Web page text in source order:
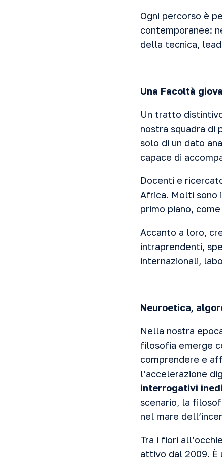
Ogni percorso è
contemporanee:
della tecnica,
Una Facoltà
Un tratto
nostra squadra di
solo di un dato
capace di
Docenti e
Africa. Molti sono
primo piano,
Accanto a loro,
intraprendenti,
internazionali,
Neuroetica,
Nella nostra
filosofia emerge
comprendere e
l’accelerazione
interrogativi
scenario, la
nel mare
Tra i fiori
attivo dal 2009. È